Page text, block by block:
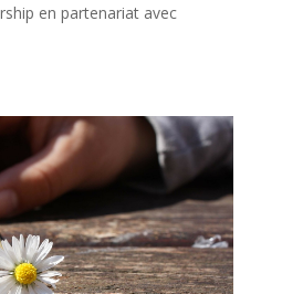
en partenariat avec